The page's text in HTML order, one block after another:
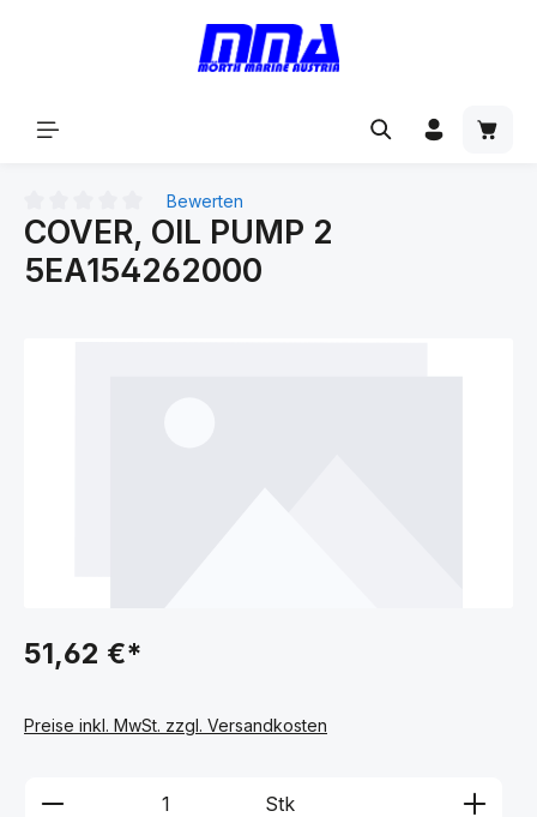
Durchschnittliche Bewertung von 0 von 5 Sternen
Bewerten
COVER, OIL PUMP 2
5EA154262000
51,62 €*
Preise inkl. MwSt. zzgl. Versandkosten
Produkt Anzahl: Gib den
Stk